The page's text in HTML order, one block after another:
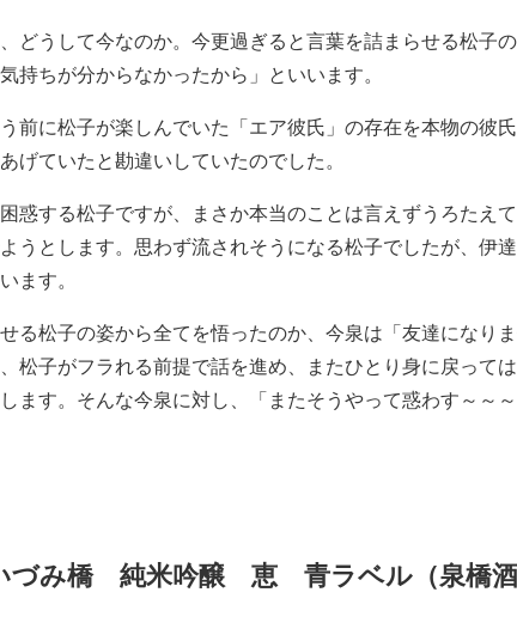
どうして今なのか。今更過ぎると言葉を詰まらせる松子
持ちが分からなかったから」といいます。
前に松子が楽しんでいた「エア彼氏」の存在を本物の彼氏
げていたと勘違いしていたのでした。
惑する松子ですが、まさか本当のことは言えずうろたえ
うとします。思わず流されそうになる松子でしたが、伊
ます。
る松子の姿から全てを悟ったのか、今泉は「友達になり
松子がフラれる前提で話を進め、またひとり身に戻って
ます。そんな今泉に対し、「またそうやって惑わす～～
づみ橋 純米吟醸 恵 青ラベル（泉橋酒